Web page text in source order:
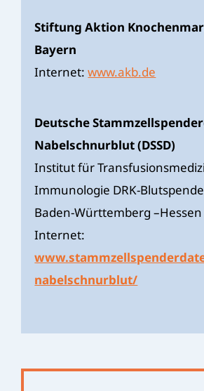
Stiftung Aktion
Bayern
Internet:www.akb.de
Deutsche
Nabelschnurblut (DSSD)
Institut für
Immunologie DRK-
Baden-Württemberg –Hessen
Internet:
nabelschnurblut/